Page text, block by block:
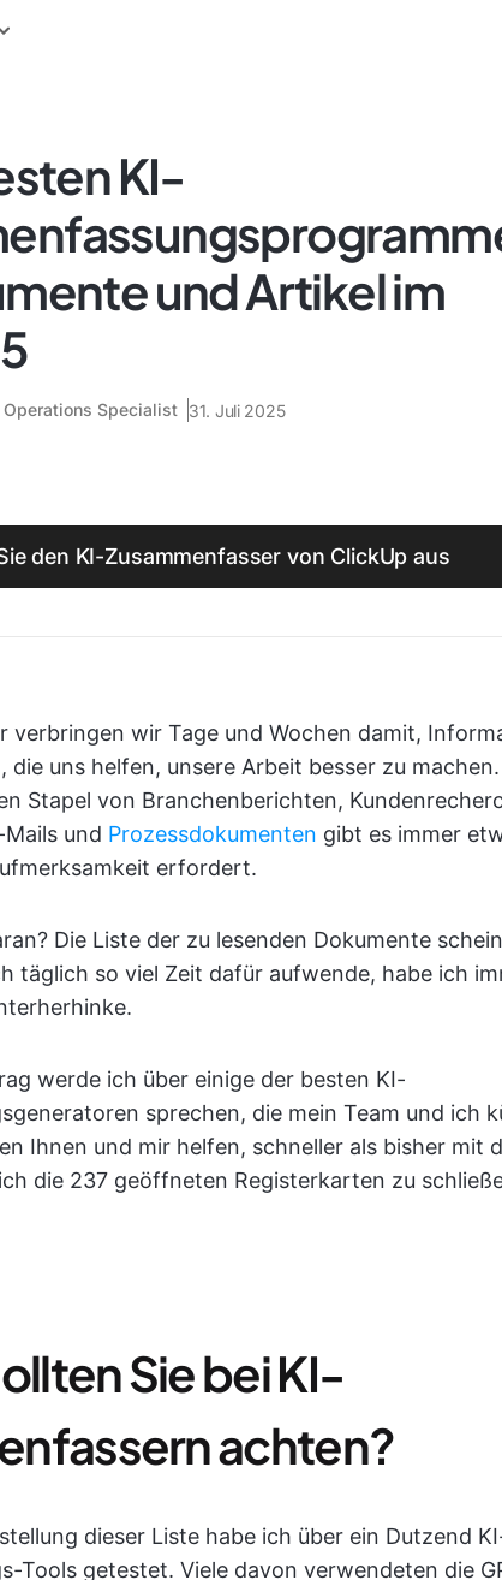
KI-
und Artikel im
Operations Specialist 31. Juli 2025
den KI-Zusammenfasser von ClickUp aus
verbringen wir Tage und Wochen damit,
die uns helfen, unsere Arbeit besser zu
Stapel von Branchenberichten,
und Prozessdokumenten gibt es immer
erfordert.
Die Liste der zu lesenden Dokumente
täglich so viel Zeit dafür aufwende, habe ich
werde ich über einige der besten KI-
sprechen, die mein Team und ich
Ihnen und mir helfen, schneller als bisher mit
die 237 geöffneten Registerkarten zu
Sie bei KI-
achten?
dieser Liste habe ich über ein Dutzend
Tools getestet. Viele davon verwendeten die